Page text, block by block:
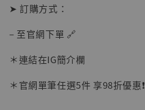
➤ 訂購方式：
– 至官網下單 🔗
＊連結在IG簡介欄
＊官網單筆任選5件 享98折優惠❗️